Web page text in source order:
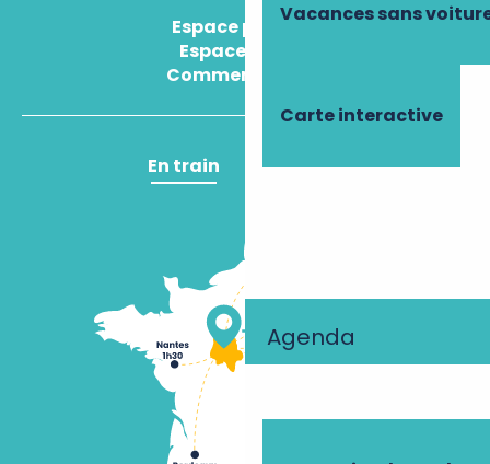
Vacances sans
Carte interactive
Agenda
Espace presse
Espace pro
Comment venir ?
En train En avion